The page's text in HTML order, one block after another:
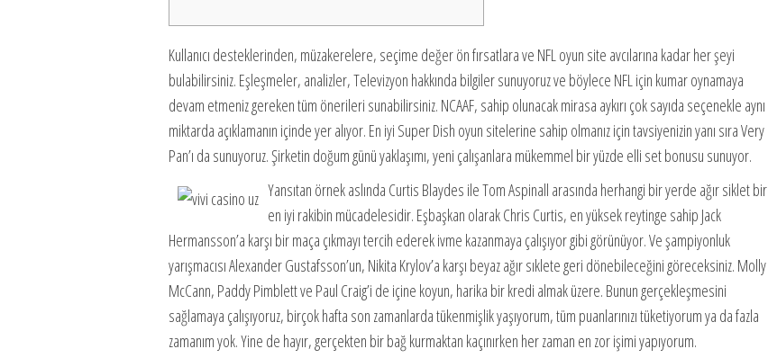
Kullanıcı desteklerinden, müzakerelere, seçime değer ön fırsatlara ve NFL oyun site avcılarına kadar her şeyi
bulabilirsiniz. Eşleşmeler, analizler, Televizyon hakkında bilgiler sunuyoruz ve böylece NFL için kumar oynamaya
devam etmeniz gereken tüm önerileri sunabilirsiniz. NCAAF, sahip olunacak mirasa aykırı çok sayıda seçenekle aynı
miktarda açıklamanın içinde yer alıyor. En iyi Super Dish oyun sitelerine sahip olmanız için tavsiyenizin yanı sıra Very
Pan’ı da sunuyoruz.Şirketin doğum günü yaklaşımı, yeni çalışanlara mükemmel bir yüzde elli set bonusu sunuyor.
Yansıtan örnek aslında Curtis Blaydes ile Tom Aspinall arasında herhangi bir yerde ağır siklet bir
en iyi rakibin mücadelesidir. Eşbaşkan olarak Chris Curtis, en yüksek reytinge sahip Jack
Hermansson’a karşı bir maça çıkmayı tercih ederek ivme kazanmaya çalışıyor gibi görünüyor. Ve şampiyonluk
yarışmacısı Alexander Gustafsson’un, Nikita Krylov’a karşı beyaz ağır sıklete geri dönebileceğini göreceksiniz. Molly
McCann, Paddy Pimblett ve Paul Craig’i de içine koyun, harika bir kredi almak üzere. Bunun gerçekleşmesini
sağlamaya çalışıyoruz, birçok hafta son zamanlarda tükenmişlik yaşıyorum, tüm puanlarınızı tüketiyorum ya da fazla
zamanım yok. Yine de hayır, gerçekten bir bağ kurmaktan kaçınırken her zaman en zor işimi yapıyorum.